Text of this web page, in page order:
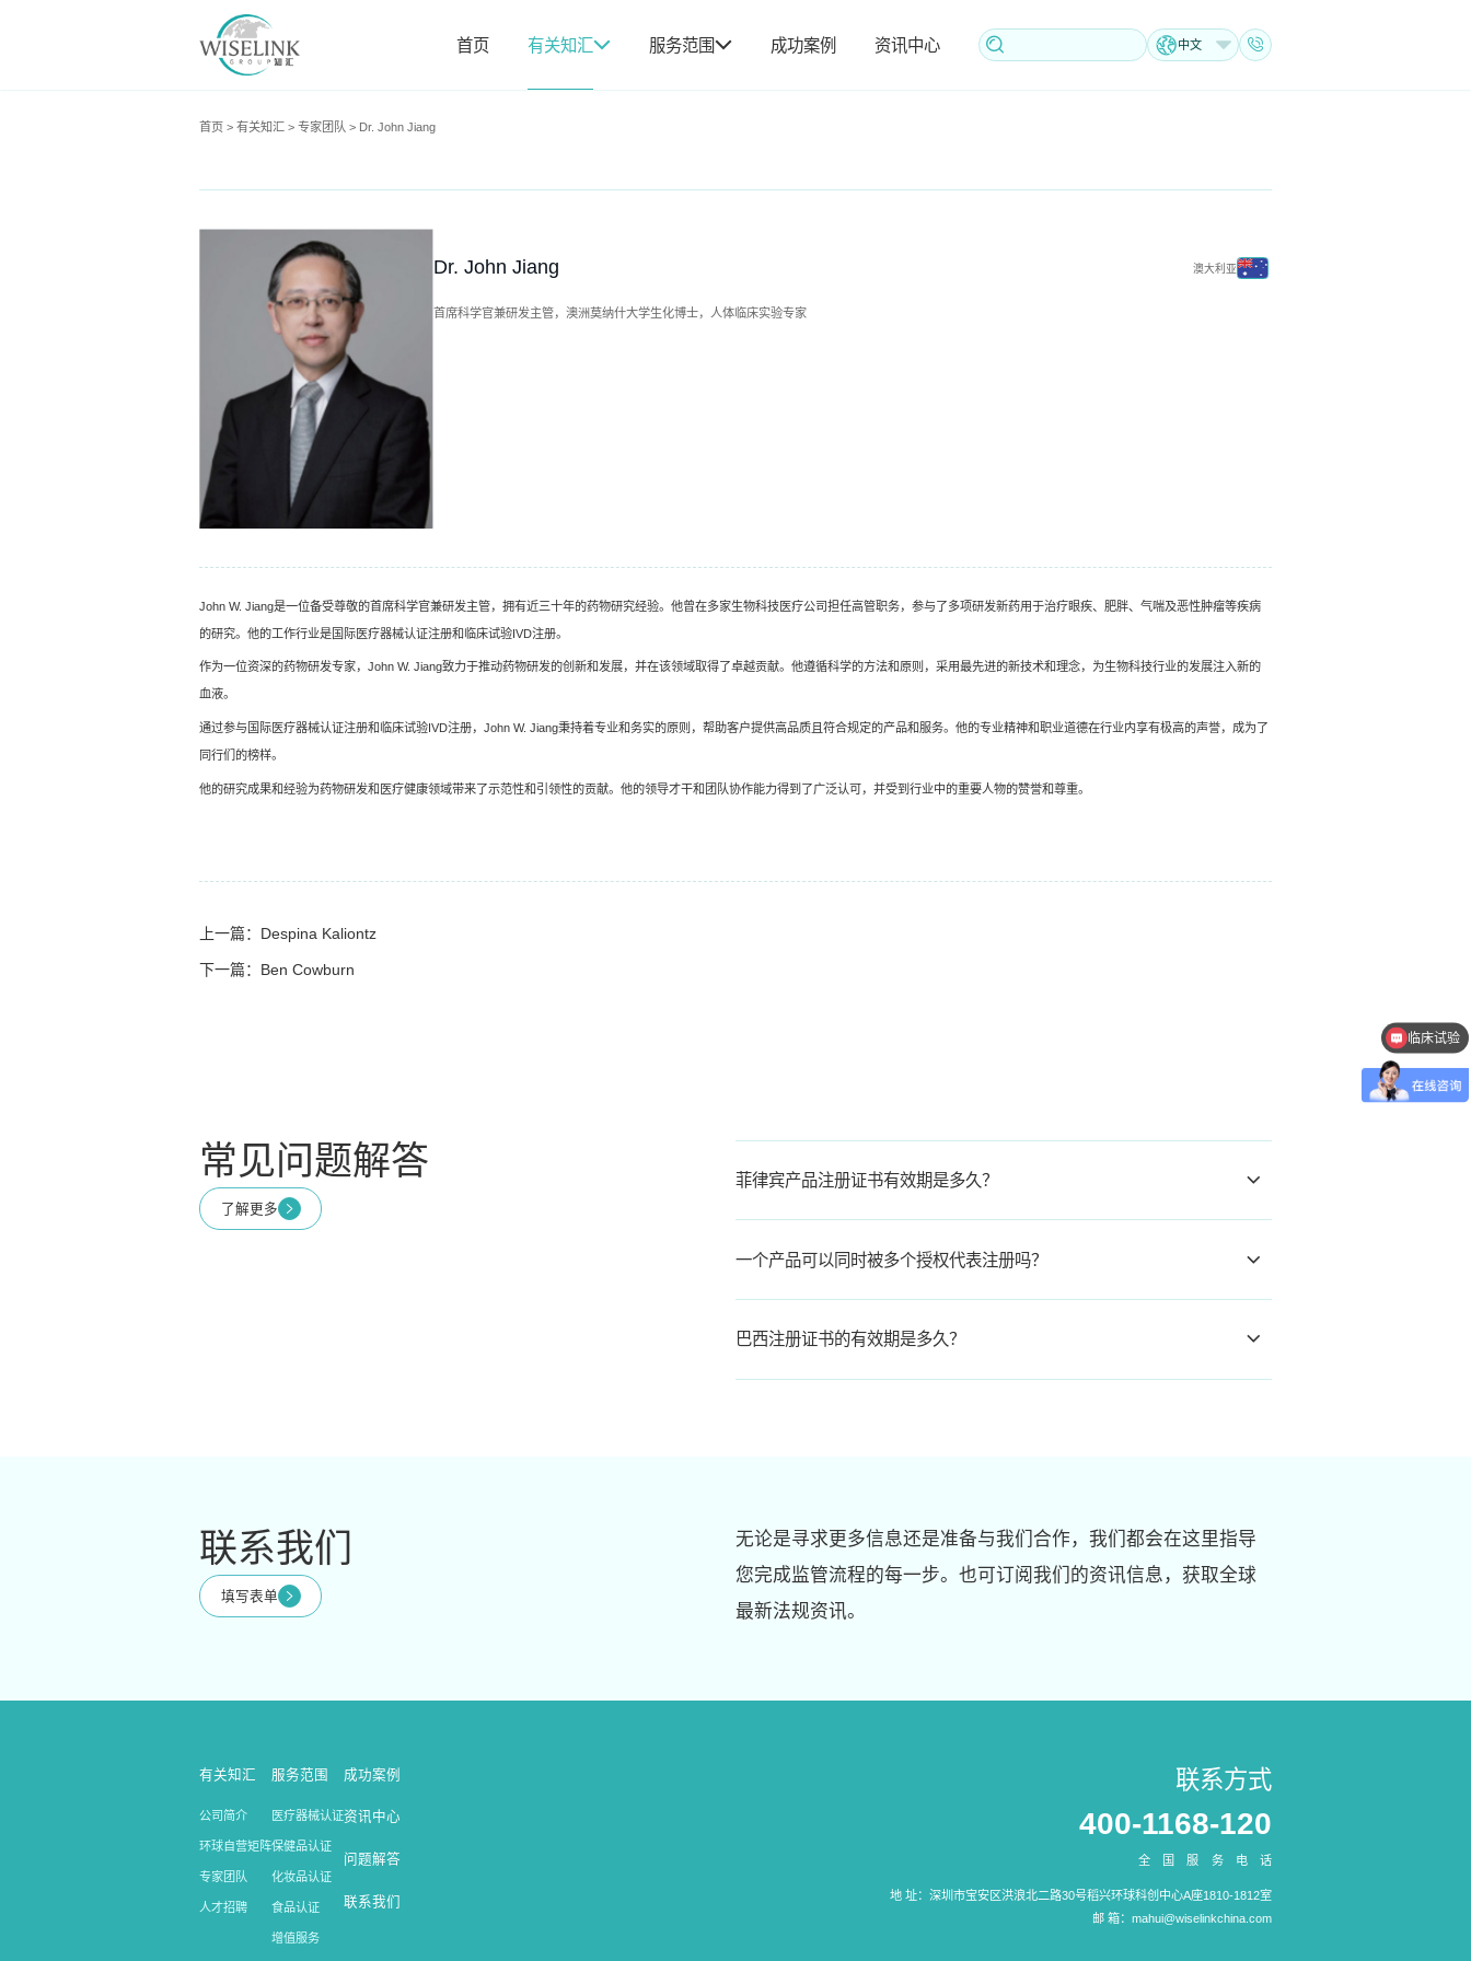
首页 有关知汇 服务范围 成功案例 资讯中心 中文
首页 > 有关知汇 > 专家团队 > Dr. John Jiang
Dr. John Jiang
首席科学官兼研发主管，澳洲莫纳什大学生化博士，人体临床实验专家
澳大利亚
John W. Jiang是一位备受尊敬的首席科学官兼研发主管，拥有近三十年的药物研究经验。他曾在多家生物科技医疗公司担任高管职务，参与了多项研发新药用于治疗眼疾、肥胖、气喘及恶性肿瘤等疾病
的研究。他的工作行业是国际医疗器械认证注册和临床试验IVD注册。
作为一位资深的药物研发专家，John W. Jiang致力于推动药物研发的创新和发展，并在该领域取得了卓越贡献。他遵循科学的方法和原则，采用最先进的新技术和理念，为生物科技行业的发展注入新的
血液。
通过参与国际医疗器械认证注册和临床试验IVD注册，John W. Jiang秉持着专业和务实的原则，帮助客户提供高品质且符合规定的产品和服务。他的专业精神和职业道德在行业内享有极高的声誉，成为了
同行们的榜样。
他的研究成果和经验为药物研发和医疗健康领域带来了示范性和引领性的贡献。他的领导才干和团队协作能力得到了广泛认可，并受到行业中的重要人物的赞誉和尊重。
上一篇：Despina Kaliontz
下一篇：Ben Cowburn
常见问题解答
了解更多
菲律宾产品注册证书有效期是多久？
一个产品可以同时被多个授权代表注册吗？
巴西注册证书的有效期是多久？
联系我们
填写表单
无论是寻求更多信息还是准备与我们合作，我们都会在这里指导
您完成监管流程的每一步。也可订阅我们的资讯信息，获取全球
最新法规资讯。
有关知汇
公司简介
环球自营矩阵
专家团队
人才招聘
服务范围
医疗器械认证
保健品认证
化妆品认证
食品认证
增值服务
成功案例
资讯中心
问题解答
联系我们
联系方式
400-1168-120
全国服务电话
地 址：深圳市宝安区洪浪北二路30号稻兴环球科创中心A座1810-1812室
邮 箱： mahui@wiselinkchina.com
临床试验